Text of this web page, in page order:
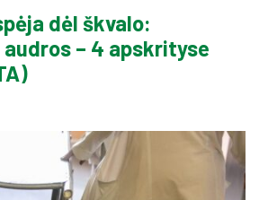
dėl škvalo:
– 4 apskrityse